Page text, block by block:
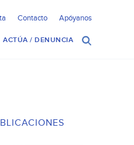
Contacto Apóyanos
ACTÚA / DENUNCIA